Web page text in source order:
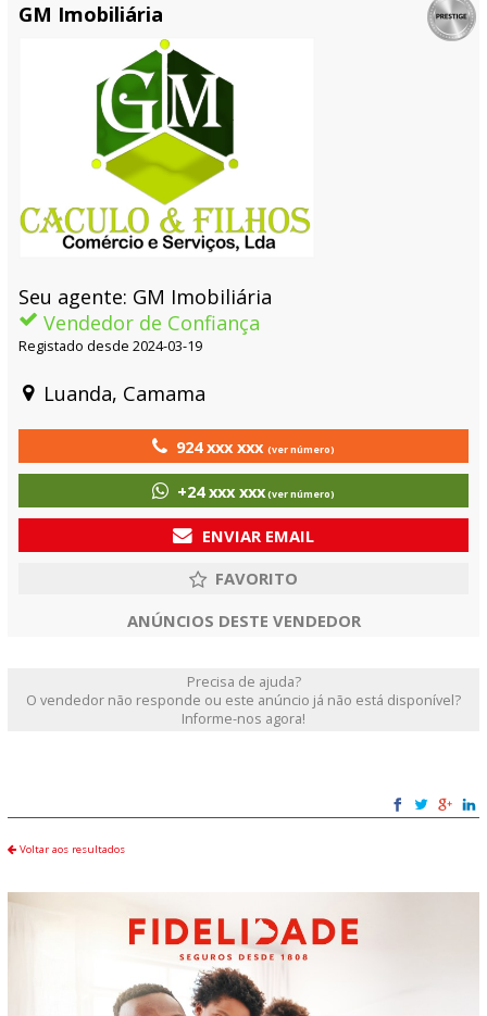
GM Imobiliária
Seu agente: GM Imobiliária
Vendedor de Confiança
Registado desde 2024-03-19
Luanda, Camama
924 xxx xxx(ver número)
+24 xxx xxx(ver número)
ENVIAR EMAIL
ANÚNCIOS DESTE VENDEDOR
Precisa de ajuda?
O vendedor não responde ou este anúncio já não está disponível?
Informe-nos agora!
Voltar aos resultados